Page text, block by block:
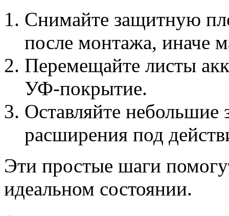
Снимайте защитную
после монтажа, иначе
Перемещайте листы
УФ-покрытие.
Оставляйте
расширения под
Эти простые шаги
идеальном состоянии.